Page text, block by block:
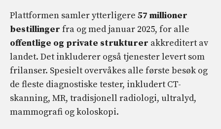
Plattformen samler ytterligere 57 millioner
bestillinger fra og med januar 2025, for alle
offentlige og private strukturer akkreditert av
landet. Det inkluderer også tjenester levert som
frilanser. Spesielt overvåkes alle første besøk og
de fleste diagnostiske tester, inkludert CT-
skanning, MR, tradisjonell radiologi, ultralyd,
mammografi og koloskopi.